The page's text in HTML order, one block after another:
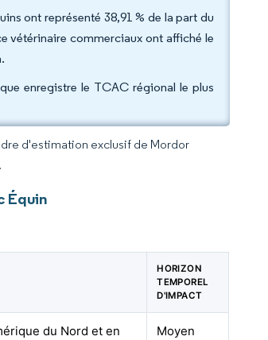
ont représenté 38,91 % de la part du
vétérinaire commerciaux ont affiché le
enregistre le TCAC régional le plus
d'estimation exclusif de Mordor
Équin
HORIZON
TEMPOREL
D'IMPACT
du Nord et en
Moyen